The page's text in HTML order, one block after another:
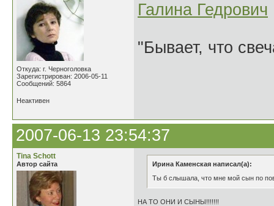
Откуда: г. Черноголовка
Зарегистрирован: 2006-05-11
Сообщений: 5864
Галина Гедрович
"Бывает, что
Неактивен
2007-06-13 23:54:37
Tina Schott
Автор сайта
Ирина Каменская написал(а):
Ты б слышала, что мне мой сын по
НА ТО ОНИ И СЫНЫ!!!!!!!